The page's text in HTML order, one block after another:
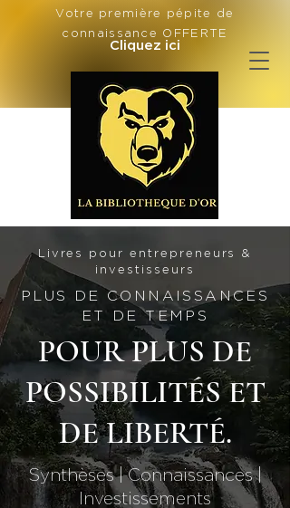
Votre première pépite de
connaissance OFFERTE
Cliquez ici
Livres pour entrepreneurs &
investisseurs
PLUS DE CONNAISSANCES
ET DE TEMPS
POUR PLUS DE
POSSIBILITÉS ET
DE LIBERTÉ.
Synthèses | Connaissances |
Investissements